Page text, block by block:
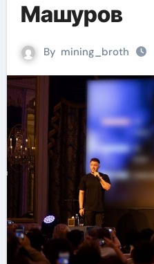
Машуров
By mining_broth